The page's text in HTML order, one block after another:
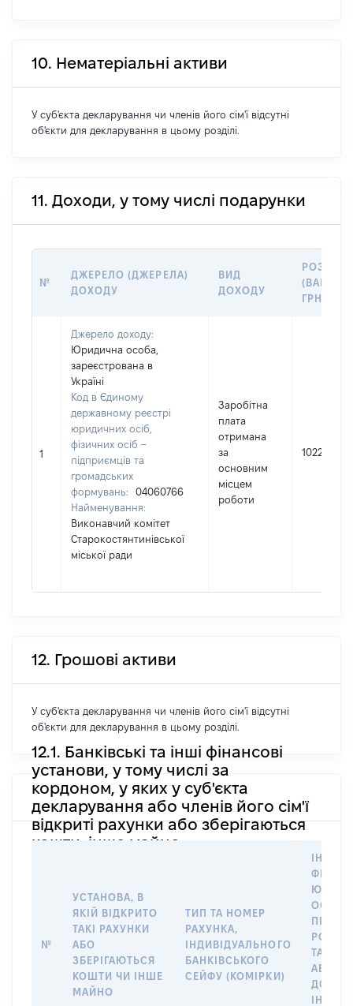
10. Нематеріальні активи
У суб'єкта декларування чи членів його сім'ї відсутні
об'єкти для декларування в цьому розділі.
11. Доходи, у тому числі подарунки
№
ДЖЕРЕЛО (ДЖЕРЕЛА)
ДОХОДУ
ВИД
ДОХОДУ
РОЗМІР
ГРН
1
Джерело доходу:
Юридична особа,
зареєстрована в
Україні
Код в Єдиному
державному реєстрі
юридичних осіб,
фізичних осіб –
підприємців та
громадських
формувань:
04060766
Найменування:
Виконавчий комітет
Старокостянтинівської
міської ради
Заробітна
плата
отримана
за
основним
місцем
роботи
102203
12. Грошові активи
У суб'єкта декларування чи членів його сім'ї відсутні
об'єкти для декларування в цьому розділі.
12.1. Банківські та інші фінансові
установи, у тому числі за
кордоном, у яких у суб'єкта
декларування або членів його сім'ї
відкриті рахунки або зберігаються
кошти, інше майно
№
УСТАНОВА, В
ЯКІЙ ВІДКРИТО
ТАКІ РАХУНКИ
АБО
ЗБЕРІГАЮТЬСЯ
КОШТИ ЧИ ІНШЕ
МАЙНО
ТИП ТА НОМЕР
РАХУНКА,
ІНДИВІДУАЛЬНОГО
БАНКІВСЬКОГО
СЕЙФУ (КОМІРКИ)
ПРАВО
ТАКИМ
АБО
ДО